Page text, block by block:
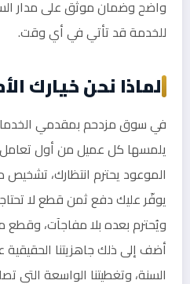
واضح وضمان موثق على مدار
للخدمة قد تأتي في أي وقت.
لماذا نحن خيارك
في سوق مزدحم بمقدمي
يلمسها كل عميل من أول
الموعود يحترم انتظارك، تشخيص
يوفّر عليك دفع ثمن قطع لا
ويُحترم بعده بلا مفاجآت،
أضف إلى ذلك جاهزيتنا
السنة، وتغطيتنا الواسعة التي